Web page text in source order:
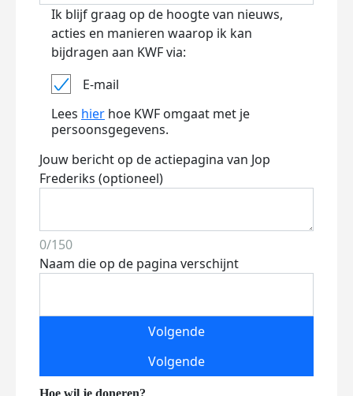
Ik blijf graag op de hoogte van nieuws,
acties en manieren waarop ik kan
bijdragen aan KWF via:
E-mail
Lees hier hoe KWF omgaat met je
persoonsgegevens.
Jouw bericht op de actiepagina van Jop
Frederiks (optioneel)
0/150
Naam die op de pagina verschijnt
Volgende
Volgende